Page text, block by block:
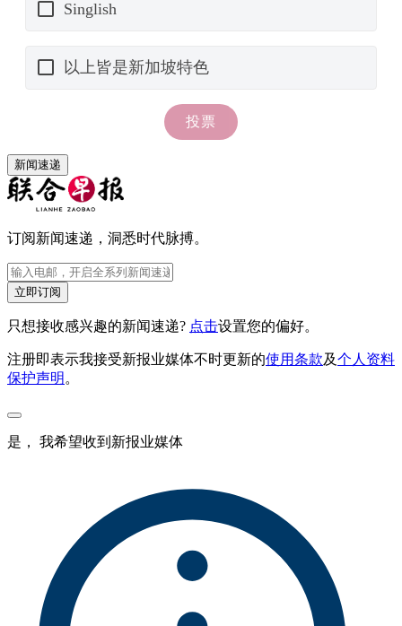
新闻速递
订阅新闻速递，洞悉时代脉搏。
立即订阅
只想接收感兴趣的新闻速递? 点击设置您的偏好。
注册即表示我接受新报业媒体不时更新的使用条款及个人资料
保护声明 。
是， 我希望收到新报业媒体